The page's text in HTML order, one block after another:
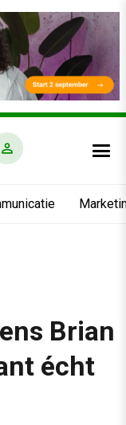
je klant écht
Brian
écht